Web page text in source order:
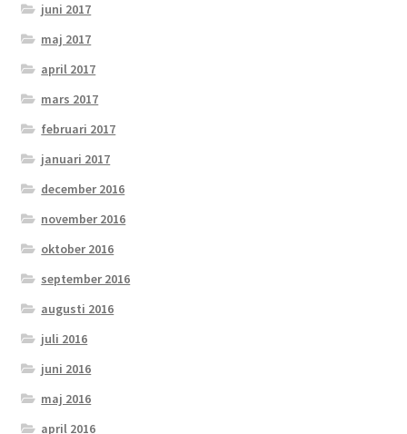
juni 2017
maj 2017
april 2017
mars 2017
februari 2017
januari 2017
december 2016
november 2016
oktober 2016
september 2016
augusti 2016
juli 2016
juni 2016
maj 2016
april 2016